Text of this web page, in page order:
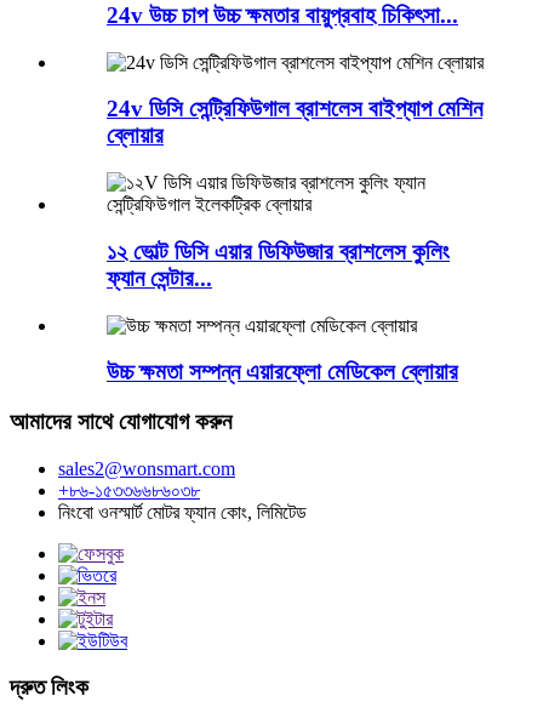
24v উচ্চ চাপ উচ্চ ক্ষমতার বায়ুপ্রবাহ চিকিৎসা...
24v ডিসি সেন্ট্রিফিউগাল ব্রাশলেস বাইপ্যাপ মেশিন
ব্লোয়ার
১২ ভোল্ট ডিসি এয়ার ডিফিউজার ব্রাশলেস কুলিং
ফ্যান সেন্টার...
উচ্চ ক্ষমতা সম্পন্ন এয়ারফ্লো মেডিকেল ব্লোয়ার
আমাদের সাথে যোগাযোগ করুন
sales2@wonsmart.com
+৮৬-১৫৩৩৬৬৮৬০৩৮
নিংবো ওনস্মার্ট মোটর ফ্যান কোং, লিমিটেড
দ্রুত লিংক